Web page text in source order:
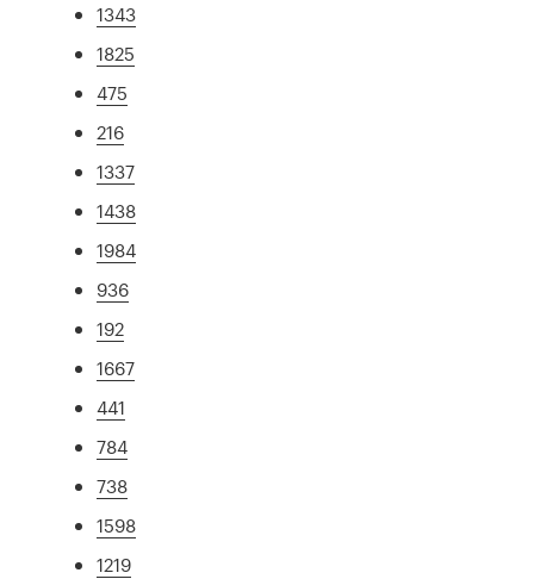
1343
1825
475
216
1337
1438
1984
936
192
1667
441
784
738
1598
1219